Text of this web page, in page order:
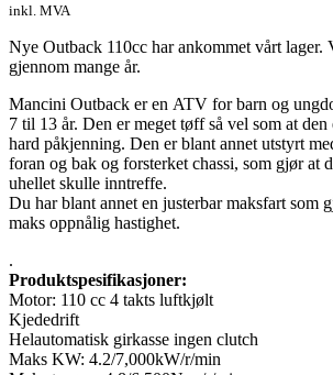
inkl. MVA
Nye Outback 110cc har ankommet vårt lager.
gjennom mange år.
Mancini Outback er en ATV for barn og
7 til 13 år. Den er meget tøff så vel som at
hard påkjenning. Den er blant annet utstyrt
foran og bak og forsterket chassi, som gjør at
uhellet skulle inntreffe.
Du har blant annet en justerbar maksfart som
maks oppnålig hastighet.
.
Produktspesifikasjoner:
Motor: 110 cc 4 takts luftkjølt
Kjededrift
Helautomatisk girkasse ingen clutch
Maks KW: 4.2/7,000kW/r/min